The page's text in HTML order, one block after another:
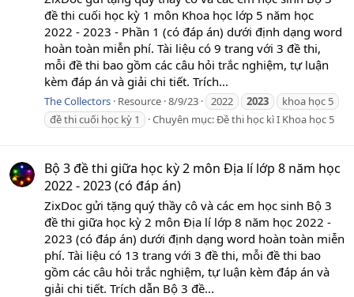
đề thi cuối học kỳ 1 môn Khoa học lớp 5 năm học
2022 - 2023 - Phần 1 (có đáp án) dưới định dạng word
hoàn toàn miễn phí. Tài liệu có 9 trang với 3 đề thi,
mỗi đề thi bao gồm các câu hỏi trắc nghiệm, tự luận
kèm đáp án và giải chi tiết. Trích...
The Collectors Resource 8/9/23 2022 2023
khoa học 5
đề thi cuối học kỳ 1
Chuyên mục:Đề thi học kì I Khoa học 5
Bộ 3 đề thi giữa học kỳ 2 môn Địa lí lớp 8 năm học
2022 - 2023 (có đáp án)
ZixDoc gửi tặng quý thầy cô và các em học sinh Bộ 3
đề thi giữa học kỳ 2 môn Địa lí lớp 8 năm học 2022 -
2023 (có đáp án) dưới định dạng word hoàn toàn miễn
phí. Tài liệu có 13 trang với 3 đề thi, mỗi đề thi bao
gồm các câu hỏi trắc nghiệm, tự luận kèm đáp án và
giải chi tiết. Trích dẫn Bộ 3 đề...